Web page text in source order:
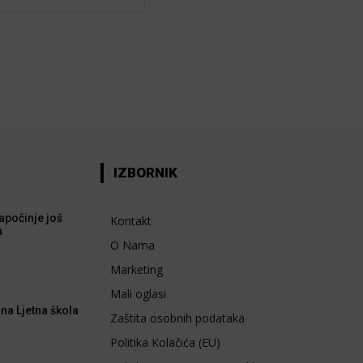
još
Ljetna škola
IZBORNIK
Kontakt
O Nama
Marketing
Mali oglasi
Zaštita osobnih podataka
Politika Kolačića (EU)